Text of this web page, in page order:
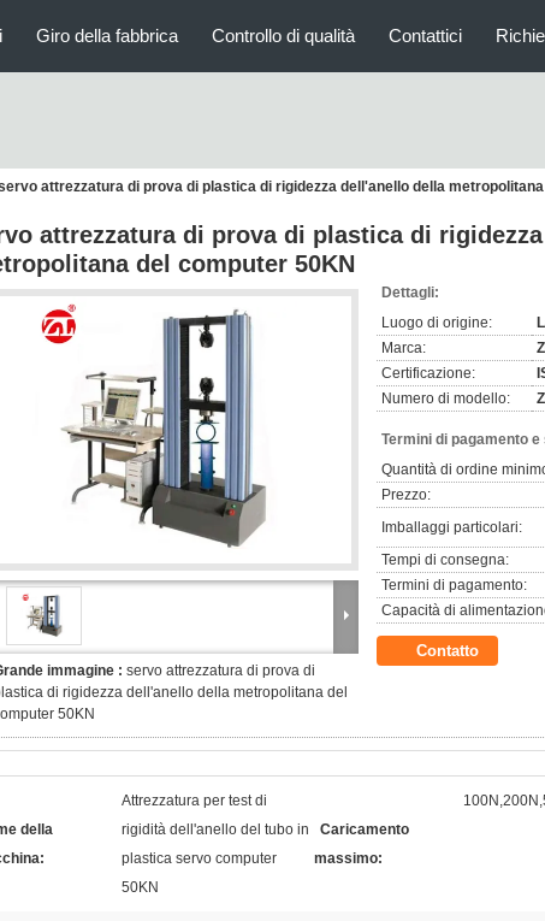
Giro della fabbrica Controllo di qualità Contattici
attrezzatura di prova di plastica di rigidezza dell'anello della
attrezzatura di prova di plastica di
del computer 50KN
immagine : servo attrezzatura di prova di
di rigidezza dell'anello della metropolitana del
50KN
Dettagli:
Luogo di origine:
Marca:
Certificazione:
Numero di modello:
Termini di pagamento e
Quantità di ordine
Prezzo:
Imballaggi particolari:
Tempi di consegna:
Termini di pagamento:
Capacità di
Contatto
della
Attrezzatura per test di
rigidità dell'anello del tubo in
plastica servo computer
50KN
Caricamento
massimo: